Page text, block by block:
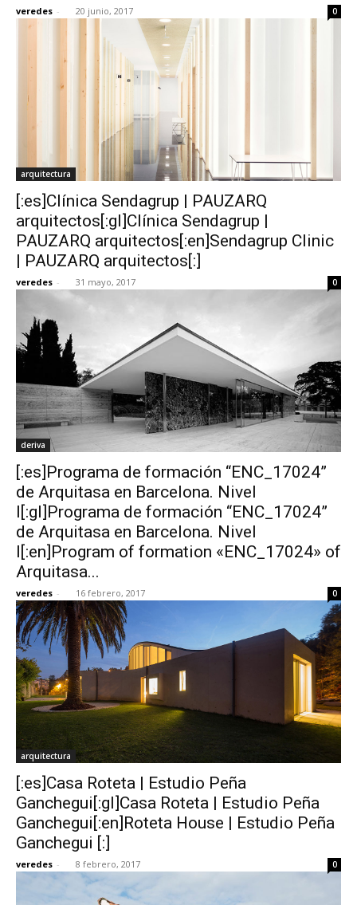
veredes - 20 junio, 2017 0
arquitectura
[:es]Clínica Sendagrup | PAUZARQ
arquitectos[:gl]Clínica Sendagrup |
PAUZARQ arquitectos[:en]Sendagrup Clinic
| PAUZARQ arquitectos[:]
veredes - 31 mayo, 2017 0
deriva
[:es]Programa de formación “ENC_17024”
de Arquitasa en Barcelona. Nivel
I[:gl]Programa de formación “ENC_17024”
de Arquitasa en Barcelona. Nivel
I[:en]Program of formation «ENC_17024» of
Arquitasa...
veredes - 16 febrero, 2017 0
arquitectura
[:es]Casa Roteta | Estudio Peña
Ganchegui[:gl]Casa Roteta | Estudio Peña
Ganchegui[:en]Roteta House | Estudio Peña
Ganchegui [:]
veredes - 8 febrero, 2017 0